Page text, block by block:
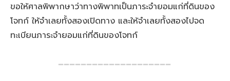
ขอให้ศาลพิพากษาว่าทางพิพาทเป็นภาระจำยอมแก่ที่ดินของ
โจทก์ ให้จำเลยทั้งสองเปิดทาง และให้จำเลยทั้งสองไปจด
ทะเบียนภาระจำยอมแก่ที่ดินของโจทก์
━━━━━━━━━━━━━━━━━━━━